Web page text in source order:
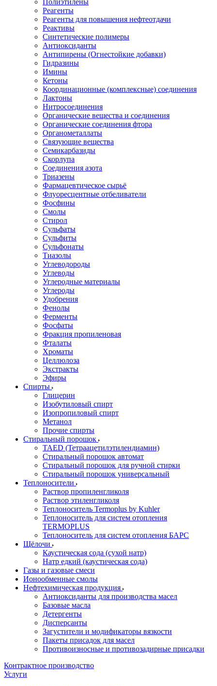
Полиэтилены
Реагенты
Реагенты для повышения нефтеотдачи
Реактивы
Синтетические полимеры
Антиоксиданты
Антипирены (Огнестойкие добавки)
Гидразины
Имины
Кетоны
Координационные (комплексные) соединения
Лактоны
Нитросоединения
Органические вещества и соединения
Органические соединения фтора
Органометаллаты
Связующие вещества
Семикарбазиды
Скорлупа
Соединения азота
Триазены
Фармацевтическое сырьё
Флуоресцентные отбеливатели
Фосфины
Смолы
Стирол
Сульфаты
Сульфиты
Сульфонаты
Тиазолы
Углеводороды
Углеводы
Углеродные материалы
Углероды
Удобрения
Фенолы
Ферменты
Фосфаты
Фракция пропиленовая
Фталаты
Хроматы
Целлюлоза
Экстракты
Эфиры
Спирты
Глицерин
Изобутиловый спирт
Изопропиловый спирт
Метанол
Прочие спирты
Стиральный порошок
TAED (Тетраацетилэтилендиамин)
Стиральный порошок автомат
Стиральный порошок для ручной стирки
Стиральный порошок универсальный
Теплоносители
Раствор пропиленгликоля
Раствор этиленгликоля
Теплоноситель Termoplus by Kuhler
Теплоноситель для систем отопления
TERMOPLUS
Теплоноситель для систем отопления БАРС
Щёлочи
Каустическая сода (сухой натр)
Натр едкий (каустическая сода)
Газы и газовые смеси
Ионообменные смолы
Нефтехимическая продукция
Антиоксиданты для производства масел
Базовые масла
Детергенты
Дисперсанты
Загустители и модификаторы вязкости
Пакеты присадок для масел
Противоизносные и противозадирные присадки
Контрактное производство
Услуги